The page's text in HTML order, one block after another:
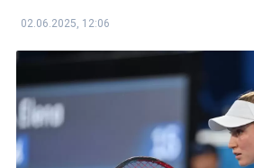
02.06.2025, 12:06